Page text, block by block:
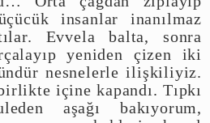
insanlar inanılmaz
Evvela balta, sonra
yeniden çizen iki
nesnelerle ilişkiliyiz.
içine kapandı. Tıpkı
aşağı bakıyorum,